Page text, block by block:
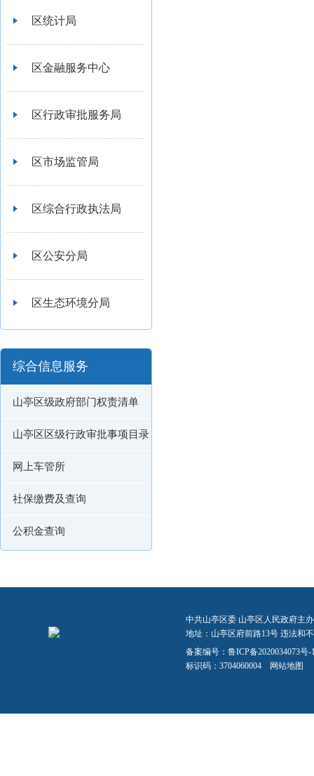
区统计局
区金融服务中心
区行政审批服务局
区市场监管局
区综合行政执法局
区公安分局
区生态环境分局
综合信息服务
山亭区级政府部门权责清单
山亭区区级行政审批事项目录
网上车管所
社保缴费及查询
公积金查询
中共山亭区委 山亭区人民政府主
地址：山亭区府前路13号 违法和
备案编号： 鲁ICP备2020034073号-
标识码：3704060004 网站地图